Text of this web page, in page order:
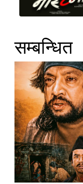
सम्बन्धित